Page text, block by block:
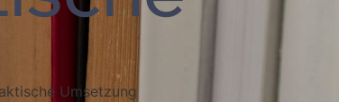
Umsetzung